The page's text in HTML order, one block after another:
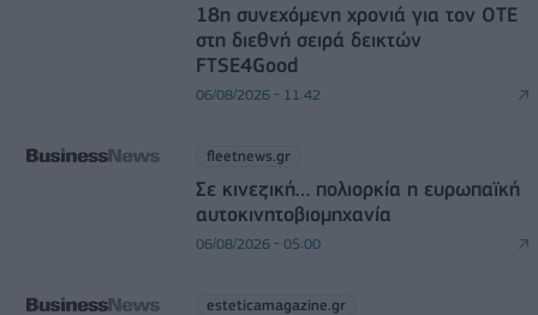
18η συνεχόμενη χρονιά για τον ΟΤΕ
στη διεθνή σειρά δεικτών
FTSE4Good
06/08/2026 - 11:42
fleetnews.gr
Σε κινεζική… πολιορκία η ευρωπαϊκή
αυτοκινητοβιομηχανία
06/08/2026 - 05:00
esteticamagazine.gr